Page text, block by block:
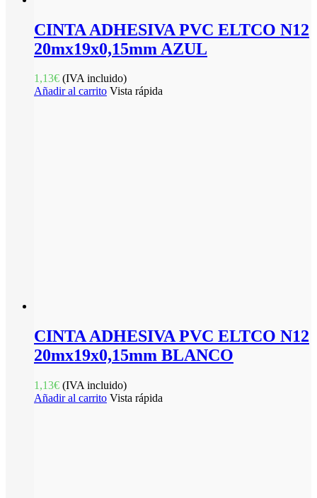
CINTA ADHESIVA PVC ELTCO N12
20mx19x0,15mm AZUL
1,13€ (IVA incluido)
Añadir al carrito Vista rápida
CINTA ADHESIVA PVC ELTCO N12
20mx19x0,15mm BLANCO
1,13€ (IVA incluido)
Añadir al carrito Vista rápida